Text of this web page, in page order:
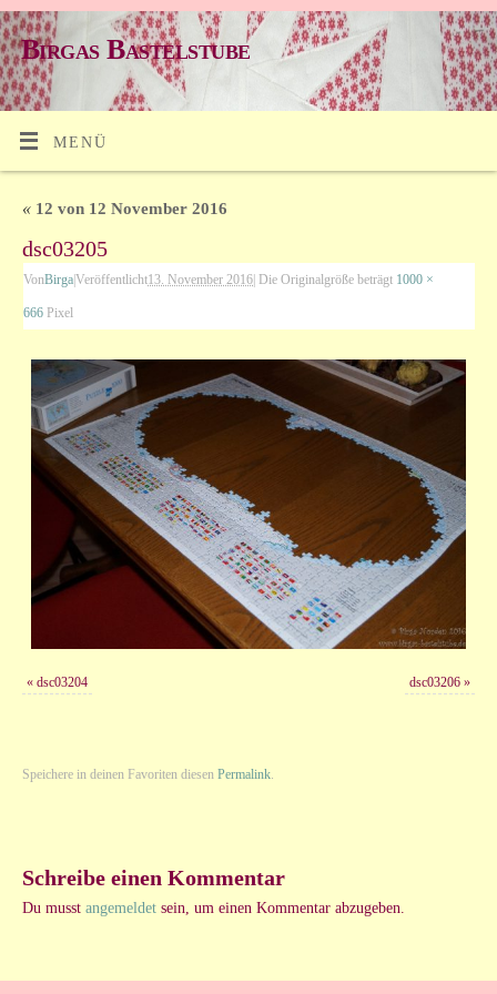
Birgas Bastelstube
MENÜ
« 12 von 12 November 2016
dsc03205
VonBirga|Veröffentlicht13. November 2016 Die Originalgröße beträgt 1000 ×
666 Pixel
«dsc03204 dsc03206»
Speichere in deinen Favoriten diesenPermalink
Schreibe einen Kommentar
Du musstangemeldet sein, um einen Kommentar abzugeben.